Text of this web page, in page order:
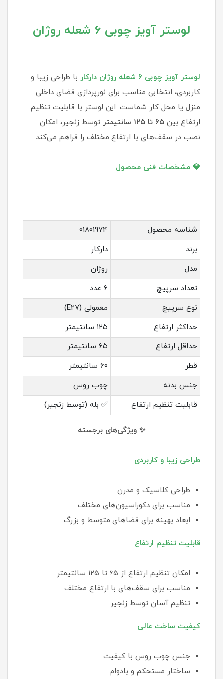
لوستر آویز چوبی ۶ شعله روژان
لوستر آویز چوبی ۶ شعله روژان دارکار
با طراحی زیبا و
کاربردی، انتخابی مناسب برای نورپردازی فضای داخلی
منزل یا محل کار شماست. این لوستر با قابلیت تنظیم
ارتفاع بین ۶۵ تا ۱۲۵ سانتیمتر
توسط زنجیر، امکان
نصب در سقف‌های با ارتفاع مختلف را فراهم می‌کند.
💎 مشخصات فنی محصول
شناسه محصول
01801974
برند
دارکار
مدل
روژان
تعداد سرپیچ
۶ عدد
نوع سرپیچ
معمولی (E27)
حداکثر ارتفاع
۱۲۵ سانتیمتر
حداقل ارتفاع
۶۵ سانتیمتر
قطر
۶۰ سانتیمتر
جنس بدنه
چوب روس
قابلیت تنظیم ارتفاع
✅ بله (توسط زنجیر)
✨ ویژگی‌های برجسته
طراحی زیبا و کاربردی
طراحی کلاسیک و مدرن
مناسب برای دکوراسیون‌های مختلف
ابعاد بهینه برای فضاهای متوسط و بزرگ
قابلیت تنظیم ارتفاع
امکان تنظیم ارتفاع از ۶۵ تا ۱۲۵ سانتیمتر
مناسب برای سقف‌های با ارتفاع مختلف
تنظیم آسان توسط زنجیر
کیفیت ساخت عالی
جنس چوب روس با کیفیت
ساختار مستحکم و بادوام